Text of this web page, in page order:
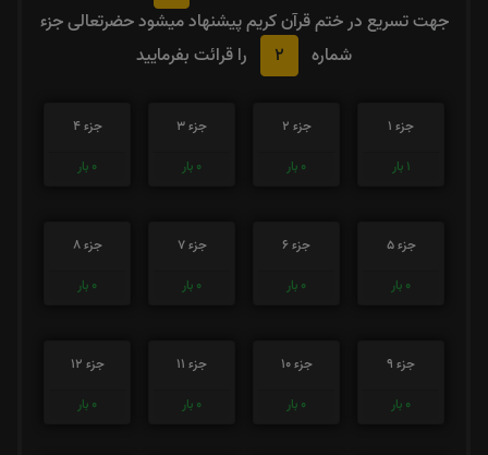
جهت تسریع در ختم قرآن کریم پیشنهاد میشود حضرتعالی جزء
شماره
2 را قرائت بفرمایید
جزء 1
1 بار
جزء 2
0 بار
جزء 3
0 بار
جزء 4
0 بار
جزء 5
0 بار
جزء 6
0 بار
جزء 7
0 بار
جزء 8
0 بار
جزء 9
0 بار
جزء 10
0 بار
جزء 11
0 بار
جزء 12
0 بار